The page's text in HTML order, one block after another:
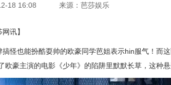
18 16:08 来源：芭莎娱乐
讯】
搞怪也能扮酷耍帅的欧豪同学芭姐表示hin服气！而
欧豪主演的电影《少年》的陷阱里默默长草，这种